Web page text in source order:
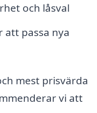
och låsval
att passa nya
mest prisvärda
vi att